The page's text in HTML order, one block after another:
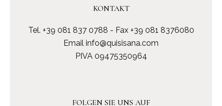
KONTAKT
Tel. +39 081 837 0788 - Fax +39 081 8376080
Email info@quisisana.com
PIVA 09475350964
FOLGEN SIE UNS AUF